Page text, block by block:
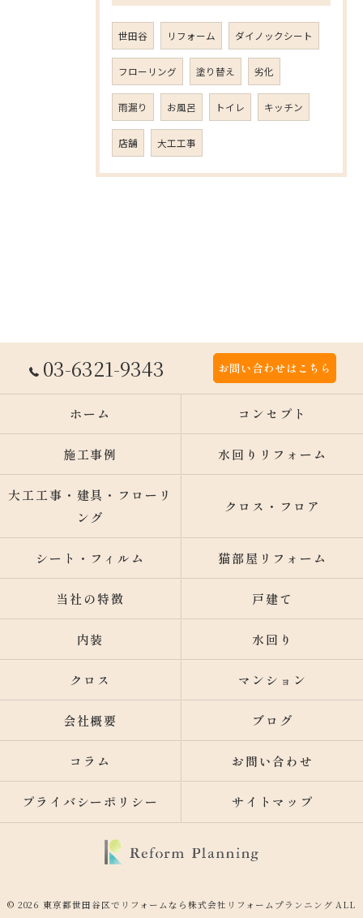
世田谷 リフォーム ダイノックシート
フローリング 塗り替え 劣化
雨漏り お風呂 トイレ キッチン
店舗 大工工事
03-6321-9343 お問い合わせはこちら
ホーム コンセプト
施工事例 水回りリフォーム
大工工事・建具・フローリ
ング
クロス・フロア
シート・フィルム 猫部屋リフォーム
当社の特徴 戸建て
内装 水回り
クロス マンション
会社概要 ブログ
コラム お問い合わせ
プライバシーポリシー サイトマップ
© 2026 東京都世田谷区でリフォームなら株式会社リフォームプランニング ALL